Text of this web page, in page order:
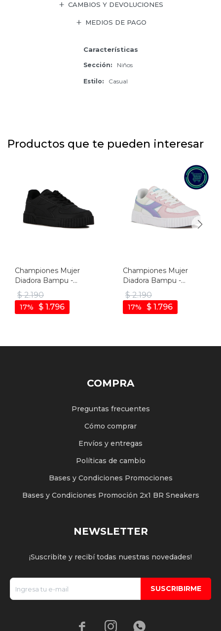
CAMBIOS Y DEVOLUCIONES
MEDIOS DE PAGO
Características
Sección Niños
Estilo Casual
Productos que te pueden interesar
Championes Mujer
Diadora Bampu -
Negro-negro
$ 2.190
$ 1.796
17
Championes Mujer
Diadora Bampu -
Blanco-rosado
$ 2.190
$ 1.796
17
COMPRA
Preguntas frecuentes
Cómo comprar
Envíos y entregas
Políticas de cambio
Bases y Condiciones Promociones
Bases y Condiciones Promoción 2x1 BR Sneakers
NEWSLETTER
¡Suscribite y recibí todas nuestras novedades!
SUSCRIBIRME
  